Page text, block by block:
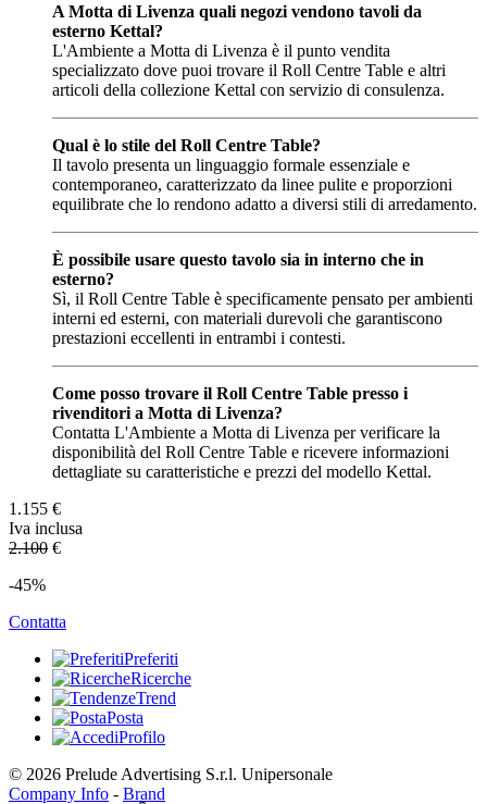
A Motta di Livenza quali negozi vendono tavoli da
esterno Kettal?
L'Ambiente a Motta di Livenza è il punto vendita
specializzato dove puoi trovare il Roll Centre Table e altri
articoli della collezione Kettal con servizio di consulenza.
Qual è lo stile del Roll Centre Table?
Il tavolo presenta un linguaggio formale essenziale e
contemporaneo, caratterizzato da linee pulite e proporzioni
equilibrate che lo rendono adatto a diversi stili di arredamento.
È possibile usare questo tavolo sia in interno che in
esterno?
Sì, il Roll Centre Table è specificamente pensato per ambienti
interni ed esterni, con materiali durevoli che garantiscono
prestazioni eccellenti in entrambi i contesti.
Come posso trovare il Roll Centre Table presso i
rivenditori a Motta di Livenza?
Contatta L'Ambiente a Motta di Livenza per verificare la
disponibilità del Roll Centre Table e ricevere informazioni
dettagliate su caratteristiche e prezzi del modello Kettal.
1.155 €
Iva inclusa
2.100 €
-45%
Contatta
Preferiti
Ricerche
Trend
Posta
Profilo
© 2026 Prelude Advertising S.r.l. Unipersonale
Company Info - Brand